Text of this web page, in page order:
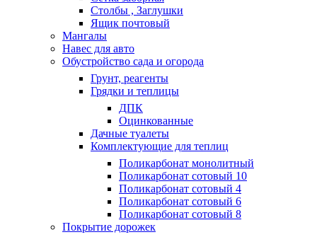
Столбы , Заглушки
Ящик почтовый
Мангалы
Навес для авто
Обустройство сада и огорода
Грунт, реагенты
Грядки и теплицы
ДПК
Оцинкованные
Дачные туалеты
Комплектующие для теплиц
Поликарбонат монолитный
Поликарбонат сотовый 10
Поликарбонат сотовый 4
Поликарбонат сотовый 6
Поликарбонат сотовый 8
Покрытие дорожек